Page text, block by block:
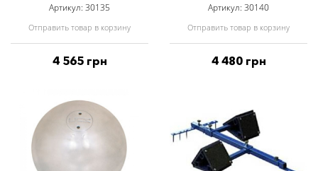
Артикул: 30135
Отправить товар в корзину
4 565 грн
Артикул: 30140
Отправить товар в корзину
4 480 грн